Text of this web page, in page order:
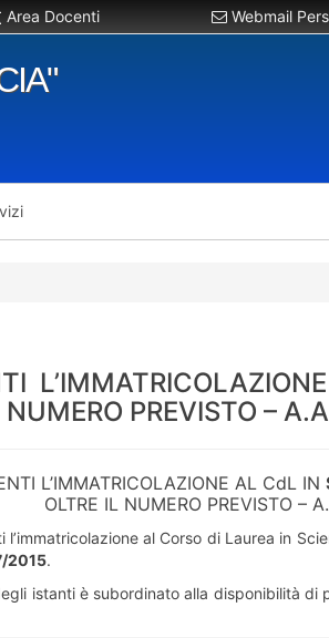
Area Docenti Webmail
PREVISTO –
L’IMMATRICOLAZIONE AL CdL IN
OLTRE IL NUMERO PREVISTO –
al Corso di Laurea in
2015.
istanti è subordinato alla disponibilità